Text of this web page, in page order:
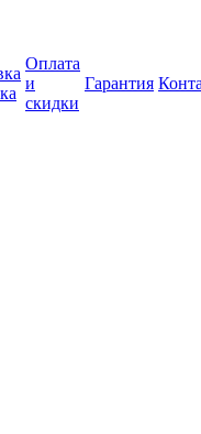
Оплата
и
скидки
Гарантия